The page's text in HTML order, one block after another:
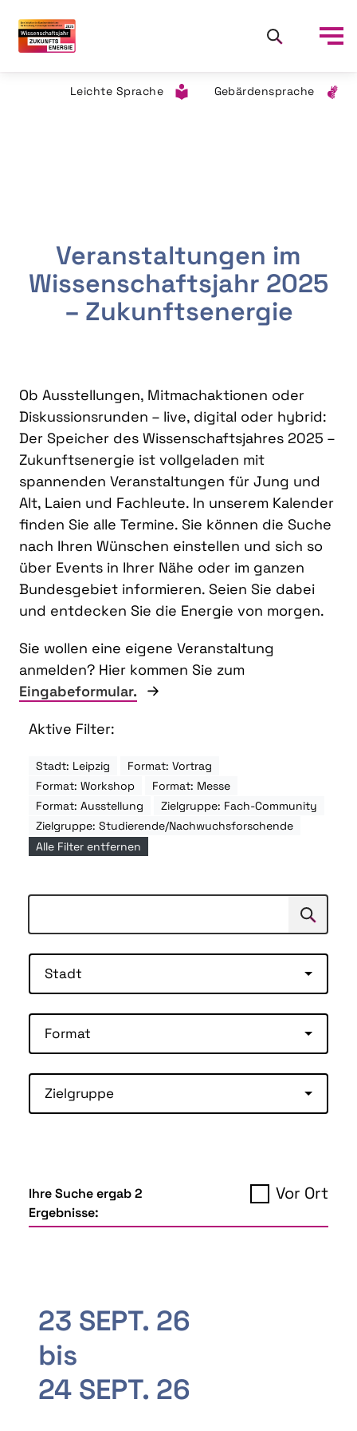
Leichte Sprache Gebärdensprache
Veranstaltungen im
Wissenschaftsjahr 2025
– Zukunftsenergie
Ob Ausstellungen, Mitmachaktionen oder
Diskussionsrunden – live, digital oder hybrid:
Der Speicher des Wissenschaftsjahres 2025 –
Zukunftsenergie ist vollgeladen mit
spannenden Veranstaltungen für Jung und
Alt, Laien und Fachleute. In unserem Kalender
finden Sie alle Termine. Sie können die Suche
nach Ihren Wünschen einstellen und sich so
über Events in Ihrer Nähe oder im ganzen
Bundesgebiet informieren. Seien Sie dabei
und entdecken Sie die Energie von morgen.
Sie wollen eine eigene Veranstaltung
anmelden? Hier kommen Sie zum
Eingabeformular.
Aktive Filter:
Stadt: Leipzig
Format: Vortrag
Format: Workshop
Format: Messe
Format: Ausstellung
Zielgruppe: Fach-Community
Zielgruppe: Studierende/Nachwuchsforschende
Alle Filter entfernen
Suchen
Stadt
Format
Zielgruppe
Ihre Suche ergab 2
Ergebnisse:
Vor Ort
23 SEPT. 26
bis
24 SEPT. 26